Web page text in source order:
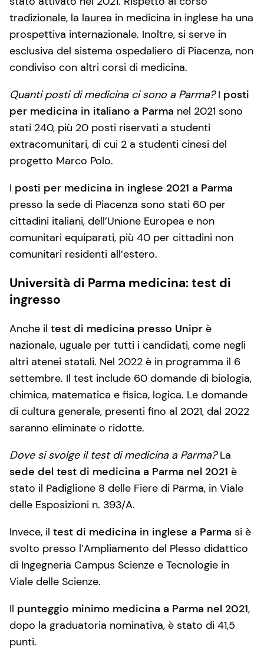
tradizionale, la laurea in medicina in inglese ha una
prospettiva internazionale. Inoltre, si serve in
esclusiva del sistema ospedaliero di Piacenza, non
condiviso con altri corsi di medicina.
Quanti posti di medicina ci sono a Parma?I posti
per medicina in italiano a Parma nel 2021 sono
stati 240, più 20 posti riservati a studenti
extracomunitari, di cui 2 a studenti cinesi del
progetto Marco Polo.
I posti per medicina in inglese 2021 a Parma
presso la sede di Piacenza sono stati 60 per
cittadini italiani, dell’Unione Europea e non
comunitari equiparati, più 40 per cittadini non
comunitari residenti all’estero.
Università di Parma medicina: test di
ingresso
Anche il test di medicina presso Unipr è
nazionale, uguale per tutti i candidati, come negli
altri atenei statali. Nel 2022 è in programma il 6
settembre. Il test include 60 domande di biologia,
chimica, matematica e fisica, logica. Le domande
di cultura generale, presenti fino al 2021, dal 2022
saranno eliminate o ridotte.
Dove si svolge il test di medicina a Parma?La
sede del test di medicina a Parma nel 2021 è
stato il Padiglione 8 delle Fiere di Parma, in Viale
delle Esposizioni n. 393/A.
Invece, il test di medicina in inglese a Parma si è
svolto presso l’Ampliamento del Plesso didattico
di Ingegneria Campus Scienze e Tecnologie in
Viale delle Scienze.
Il punteggio minimo medicina a Parma nel 2021,
dopo la graduatoria nominativa, è stato di 41,5
punti.